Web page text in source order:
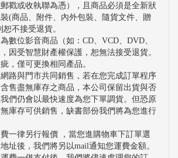
戳或收執聯為憑），且商品必須是全新狀
(商品、附件、內外包裝、隨貨文件、贈
不接受退貨。
數位影音商品（如：CD、VCD、DVD、
因受智慧財產權保護，恕無法接受退貨。
，僅可更換相同產品。
路與門市共同銷售，若在您完成訂單程序
售盡無庫存之商品，本公司保留出貨與否
們仍會以最快速度為您下單調貨。但恐原
庫存可供銷售，缺書部份我們將為您進行
一律另行報價 ，當您進購物車下訂單選
址後，我們將另以mail通知您運費金額。